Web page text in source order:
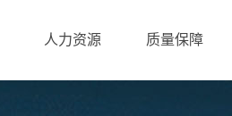
人力资源 质量保障